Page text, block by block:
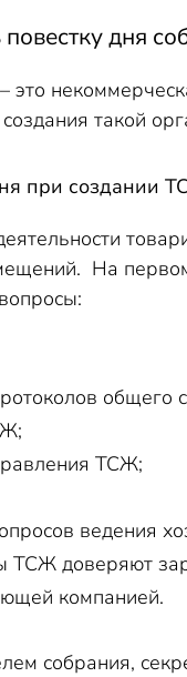
дня
это
такой
при создании
На
общего
ТСЖ;
ведения
ТСЖ доверяют
компанией.
собрания,